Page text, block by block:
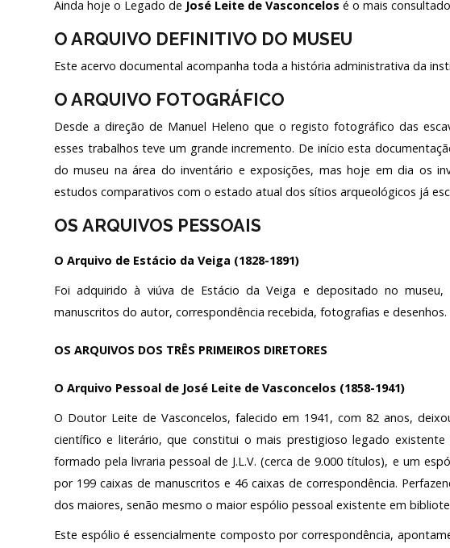
INVESTIGADORES
LABORATÓRIO DE CONSERVAÇÃO E
Login
Exposições
Cooperação
Serviços
Ainda hoje o Legado de José Leite de Vasconcelos é o mais
O ARQUIVO DEFINITIVO DO MUSEU
Este acervo documental acompanha toda a história administrativa da
O ARQUIVO FOTOGRÁFICO
Desde a direção de Manuel Heleno que o registo fotográfico das
esses trabalhos teve um grande incremento. De início esta
do museu na área do inventário e exposições, mas hoje em dia os
estudos comparativos com o estado atual dos sítios arqueológicos já
OS ARQUIVOS PESSOAIS
O Arquivo de Estácio da Veiga (1828-1891)
Foi adquirido à viúva de Estácio da Veiga e depositado no
manuscritos do autor, correspondência recebida, fotografias e desenhos.
OS ARQUIVOS DOS TRÊS PRIMEIROS DIRETORES
O Arquivo Pessoal de José Leite de Vasconcelos (1858-1941)
O Doutor Leite de Vasconcelos, falecido em 1941, com 82 anos,
científico e literário, que constitui o mais prestigioso legado
formado pela livraria pessoal de J.L.V. (cerca de 9.000 títulos), e um
por 199 caixas de manuscritos e 46 caixas de correspondência.
dos maiores, senão mesmo o maior espólio pessoal existente em
Este espólio é essencialmente composto por correspondência,